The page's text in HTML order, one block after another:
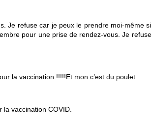
Je refuse car je peux le prendre moi-même si
pour une prise de rendez-vous. Je refuse
la vaccination !!!!!Et mon c’est du poulet.
vaccination COVID.